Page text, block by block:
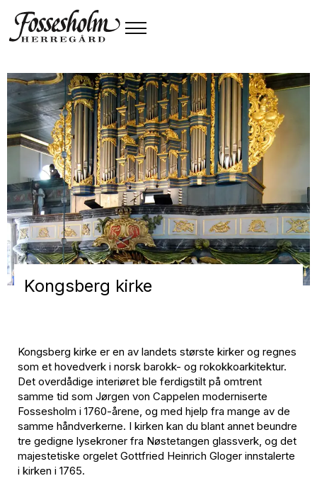
Kongsberg kirke
Kongsberg kirke er en av landets største kirker og regnes
som et hovedverk i norsk barokk- og rokokkoarkitektur.
Det overdådige interiøret ble ferdigstilt på omtrent
samme tid som Jørgen von Cappelen moderniserte
Fossesholm i 1760-årene, og med hjelp fra mange av de
samme håndverkerne. I kirken kan du blant annet beundre
tre gedigne lysekroner fra Nøstetangen glassverk, og det
majestetiske orgelet Gottfried Heinrich Gloger innstalerte
i kirken i 1765.